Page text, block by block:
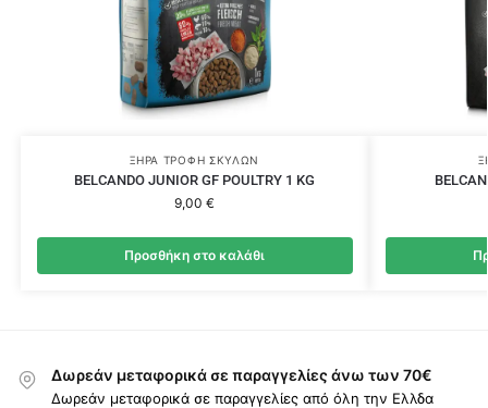
ΞΗΡΆ ΤΡΟΦΉ ΣΚΎΛΩΝ
BELCANDO JUNIOR GF POULTRY 1 KG
9,00€
Προσθήκη στο καλάθι
Δωρεάν μεταφορικά σε παραγγελίες άνω των 70€
Δωρεάν μεταφορικά σε παραγγελίες από όλη την Ελλδα